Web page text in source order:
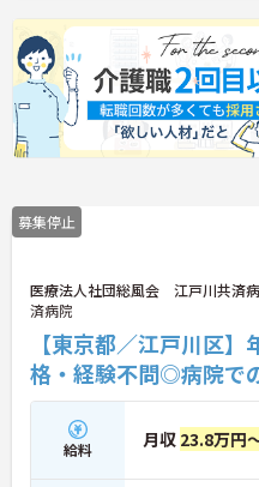
募集停止
医療法人社団総風会 江戸川共済
済病院
【東京都／江戸川区
格・経験不問◎病院で
給料 月収 23.8万円